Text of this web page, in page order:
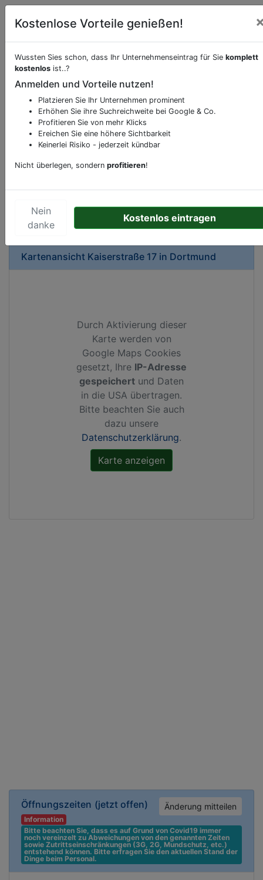
Öffnungszeiten (jetzt offen) Änderung mitteilen
Information
Bitte beachten Sie, dass es auf Grund von Covid19 immer
noch vereinzelt zu Abweichungen von den genannten Zeiten
sowie Zutrittseinschränkungen (3G, 2G, Mundschutz, etc.)
entstehend können. Bitte erfragen Sie den aktuellen Stand der
Dinge beim Personal.
Beschreibung & Services von
Sie möchten eine Beschreibung, Dienstleistung
oder andere relevante Informationen hinzufügen?
Klicken Sie bitte hierum uns zu kontaktieren.
Sonderangebote odere besondere Services, die
Kartenansicht Kaiserstraße 17 in Dortmund
Durch Aktivierung dieser
Karte werden von
Google Maps Cookies
gesetzt, Ihre IP-Adresse
gespeichert und Daten
in die USA übertragen.
Bitte beachten Sie auch
dazu unsere
Datenschutzerklärung.
Kostenlose Vorteile genießen!
Wussten Sies schon, dass Ihr Unternehmenseintrag für Sie komplett
kostenlos ist..?
Anmelden und Vorteile nutzen!
Platzieren Sie Ihr Unternehmen prominent
Erhöhen Sie ihre Suchreichweite bei Google & Co.
Profitieren Sie von mehr Klicks
Ereichen Sie eine höhere Sichtbarkeit
Keinerlei Risiko - jederzeit kündbar
Nicht überlegen, sondern profitieren!
Nein
danke
Kostenlos eintragen